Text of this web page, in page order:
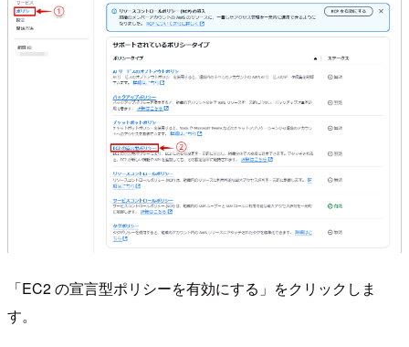
「EC2 の宣言型ポリシーを有効にする」をクリックしま
す。